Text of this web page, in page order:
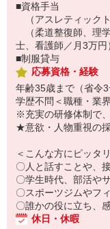
■資格手当
（アスレティック
（柔道整復師、理
士、看護師／月3万円
■制服貸与
応募資格・経験
年齢35歳まで（省令3
学歴不問＜職種・業
※充実の研修体制で
★意欲・人物重視の
＜こんな方にピッタ
〇人と話すことや、
〇学生時代、部活や
〇スポーツジムやフ
〇誰かの役に立ち、
休日・休暇